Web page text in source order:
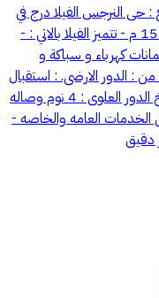
: حى النرجس الفيلا درج في
الصاله - المساحه : 250 م - عرض الشارع : 15 م - تتميز الفيلا بالاتي : -
كهرباء و سباكة و
: الدور الارضى. : استقبال
حوش مجلس ، مقلط ، صاله مفتوحه ، مطبخ الدور العلوى : 4 نوم وصاله
العامه والخاصه -
دقيق